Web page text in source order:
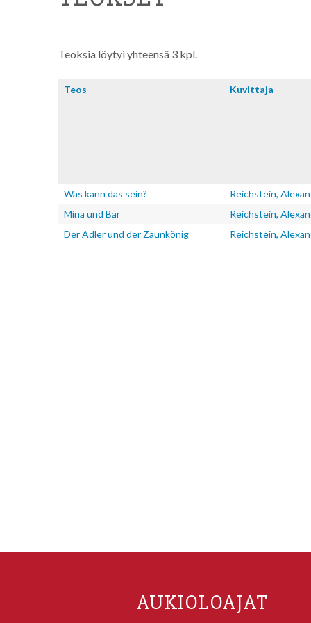
Teoksia löytyi yhteensä 3 kpl.
Teos Kuvitta­ja
Was kann das sein? Reichstein,
Mina und Bär
Reichstein,
Der Adler und der Zaunkönig
Reichstein,
AUKIOLOAJAT